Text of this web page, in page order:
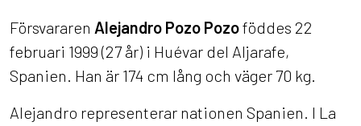
Försvararen Alejandro Pozo Pozoföddes 22
februari 1999 (27 år) i Huévar del Aljarafe,
Spanien. Han är 174 cm lång och väger 70 kg.
Alejandro representerar nationen Spanien. I La